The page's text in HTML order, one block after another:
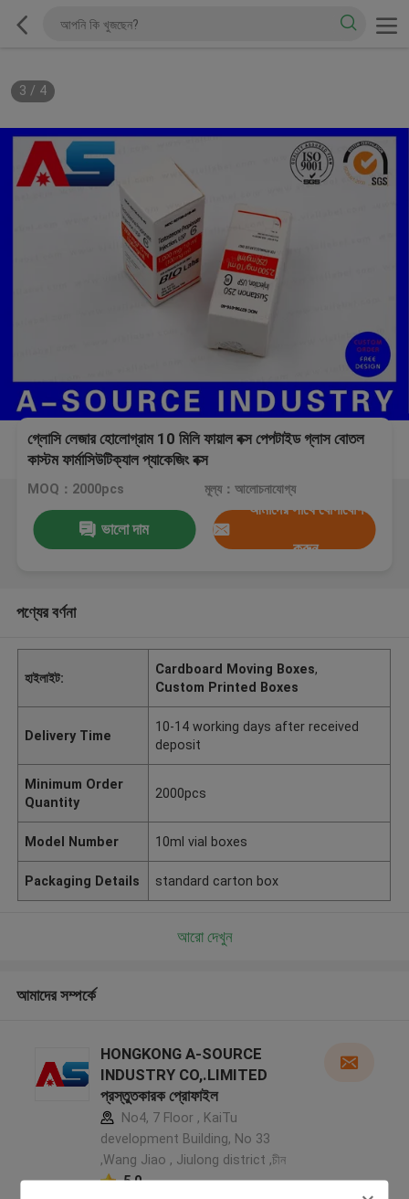
3 / 4
গ্লোসি লেজার হোলোগ্রাম 10 মিলি ফায়াল বক্স পেপটাইড গ্লাস বোতল
কাস্টম ফার্মাসিউটিক্যাল প্যাকেজিং বক্স
MOQ：2000pcs মূল্য：আলোচনাযোগ্য
ভালো দাম
আমাদের সাথে যোগাযোগ
করুন
পণ্যের বর্ণনা
হাইলাইট:
Cardboard Moving Boxes,
Custom Printed Boxes
Delivery Time
10-14 working days after received
deposit
Minimum Order
Quantity
2000pcs
Model Number 10ml vial boxes
Packaging Details standard carton box
আরো দেখুন
আমাদের সম্পর্কে
HONGKONG A-SOURCE
INDUSTRY CO,.LIMITED
প্রস্তুতকারক প্রোফাইল
No4, 7 Floor , KaiTu
development Building, No 33
,Wang Jiao , Jiulong district ,চীন
5.0